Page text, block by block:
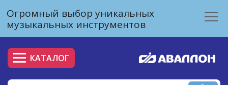
Огромный выбор уникальных
музыкальных инструментов
КАТАЛОГ